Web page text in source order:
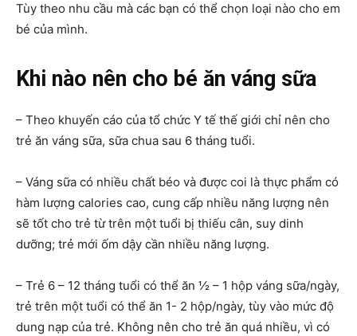
Tùy theo nhu cầu mà các bạn có thể chọn loại nào cho em
bé của mình.
Khi nào nên cho bé ăn váng sữa
– Theo khuyến cáo của tổ chức Y tế thế giới chỉ nên cho
trẻ ăn váng sữa, sữa chua sau 6 tháng tuổi.
– Váng sữa có nhiều chất béo và được coi là thực phẩm có
hàm lượng calories cao, cung cấp nhiều năng lượng nên
sẽ tốt cho trẻ từ trên một tuổi bị thiếu cân, suy dinh
dưỡng; trẻ mới ốm dậy cần nhiều năng lượng.
– Trẻ 6 – 12 tháng tuổi có thể ăn ½ – 1 hộp váng sữa/ngày,
trẻ trên một tuổi có thể ăn 1- 2 hộp/ngày, tùy vào mức độ
dung nạp của trẻ. Không nên cho trẻ ăn quá nhiều, vì có